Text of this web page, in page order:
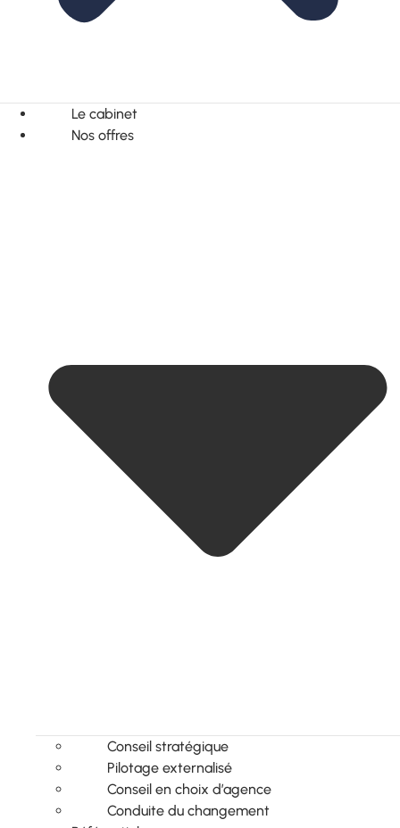
Le cabinet
Nos offres
Conseil stratégique
Pilotage externalisé
Conseil en choix d’agence
Conduite du changement